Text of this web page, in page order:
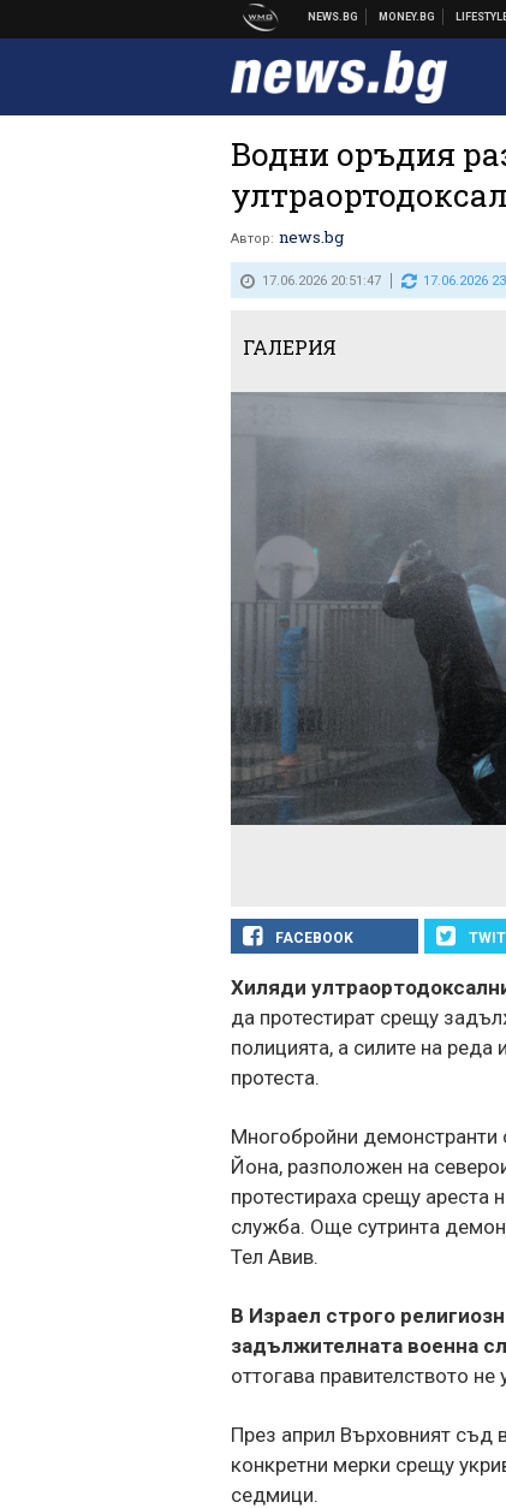
Водни оръдия
Автор: news.bg
17.06.2026 20:51:47 17.06.2026
ГАЛЕРИЯ
FACEBOOK
Хиляди
да протестират срещу
полицията, а силите на
протеста.
Многобройни демонстранти
Йона, разположен на
протестираха срещу ареста
служба. Още сутринта
Тел Авив.
В Израел строго
задължителната военна
оттогава правителството
През април Върховният съд
конкретни мерки срещу
седмици.